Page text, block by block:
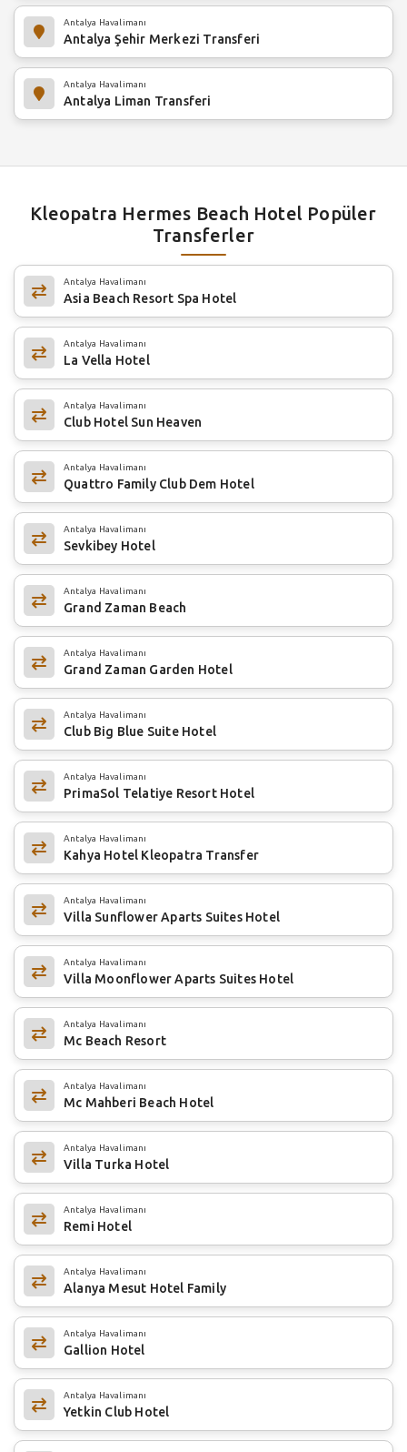
Antalya Havalimanı
Antalya Şehir Merkezi Transferi
Antalya Havalimanı
Antalya Liman Transferi
Kleopatra Hermes Beach Hotel Popüler
Transferler
Antalya Havalimanı
Asia Beach Resort Spa Hotel
Antalya Havalimanı
La Vella Hotel
Antalya Havalimanı
Club Hotel Sun Heaven
Antalya Havalimanı
Quattro Family Club Dem Hotel
Antalya Havalimanı
Sevkibey Hotel
Antalya Havalimanı
Grand Zaman Beach
Antalya Havalimanı
Grand Zaman Garden Hotel
Antalya Havalimanı
Club Big Blue Suite Hotel
Antalya Havalimanı
PrimaSol Telatiye Resort Hotel
Antalya Havalimanı
Kahya Hotel Kleopatra Transfer
Antalya Havalimanı
Villa Sunflower Aparts Suites Hotel
Antalya Havalimanı
Villa Moonflower Aparts Suites Hotel
Antalya Havalimanı
Mc Beach Resort
Antalya Havalimanı
Mc Mahberi Beach Hotel
Antalya Havalimanı
Villa Turka Hotel
Antalya Havalimanı
Remi Hotel
Antalya Havalimanı
Alanya Mesut Hotel Family
Antalya Havalimanı
Gallion Hotel
Antalya Havalimanı
Yetkin Club Hotel